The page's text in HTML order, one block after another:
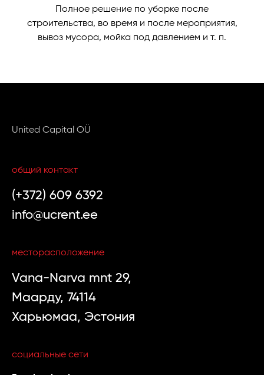
Полное решение по уборке после
строительства, во время и после мероприятия,
вывоз мусора, мойка под давлением и т. п.
United Capital OÜ
общий контакт
(+372) 609 6392
info@ucrent.ee
месторасположение
Vana-Narva mnt 29,
Маарду, 74114
Харьюмаа, Эстония
социальные сети